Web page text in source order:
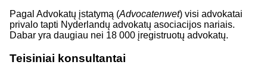
Pagal Advokatų įstatymą (Advocatenwet) visi advokatai
privalo tapti Nyderlandų advokatų asociacijos nariais.
Dabar yra daugiau nei 18 000 įregistruotų advokatų.
Teisiniai konsultantai